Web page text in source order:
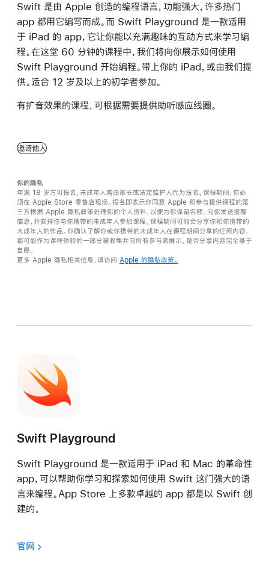
Swift 是由 Apple 创造的编程语言，功能强大，许多热门
app 都用它编写而成。而 Swift Playground 是一款适用
于 iPad 的 app，它让你能以充满趣味的互动方式来学习编
程。在这堂 60 分钟的课程中，我们将向你展示如何使用
Swift Playground 开始编程。带上你的 iPad，或由我们提
供。适合 12 岁及以上的初学者参加。
有扩音效果的课程，可根据需要提供助听感应线圈。
邀请他人
你的隐私
年满 18 岁方可报名，未成年人需由家长或法定监护人代为报名。课程期间，你必
须在 Apple Store 零售店现场。报名即表示你同意 Apple 和参与提供课程的第
三方根据 Apple 隐私政策处理你的个人资料，以便为你保留名额、向你发送提醒
信息，并安排你与你携带的未成年人参加课程。课程期间可能会分享你和你携带的
未成年人的作品。你确认了解你或你携带的未成年人在课程期间分享的任何内容，
都可能作为课程体验的一部分被收集并向所有参与者展示。是否分享内容完全基于
自愿。
更多 Apple 隐私相关信息，请访问 Apple 的隐私政策。
Swift Playground
Swift Playground 是一款适用于 iPad 和 Mac 的革命性
app，可以帮助你学习和探索如何使用 Swift 这门强大的语
言来编程。App Store 上多款卓越的 app 都是以 Swift 创
建的。
官网